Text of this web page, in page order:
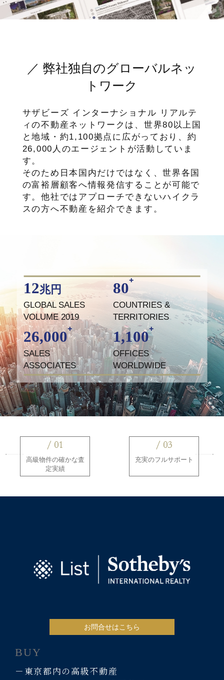
／ 弊社独自のグローバルネッ
トワーク
サザビーズ インターナショナル リアルテ
ィの不動産ネットワークは、世界80以上国
と地域・約1,100拠点に広がっており、約
26,000人のエージェントが活動していま
す。
そのため日本国内だけではなく、世界各国
の富裕層顧客へ情報発信することが可能で
す。他社ではアプローチできないハイクラ
スの方へ不動産を紹介できます。
12兆円
GLOBAL SALES
VOLUME 2019
80⁺
COUNTRIES &
TERRITORIES
26,000⁺
SALES
ASSOCIATES
1,100⁺
OFFICES
WORLDWIDE
高級物件の確かな査
定実績
充実のフルサポート
お問合せはこちら
BUY
－東京都内の高級不動産